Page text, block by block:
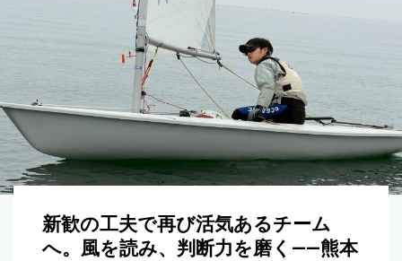
新歓の工夫で再び活気あるチーム
へ。風を読み、判断力を磨く——熊本